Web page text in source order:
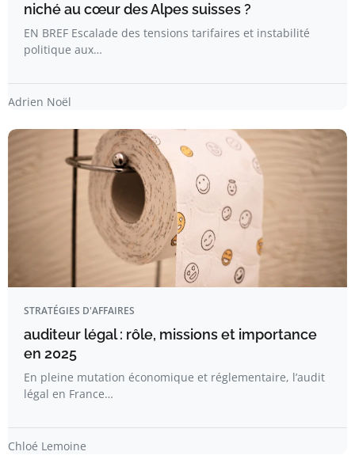
niché au cœur des Alpes suisses ?
EN BREF Escalade des tensions tarifaires et instabilité
politique aux…
Adrien Noël
STRATÉGIES D'AFFAIRES
auditeur légal : rôle, missions et importance
en 2025
En pleine mutation économique et réglementaire, l’audit
légal en France…
Chloé Lemoine